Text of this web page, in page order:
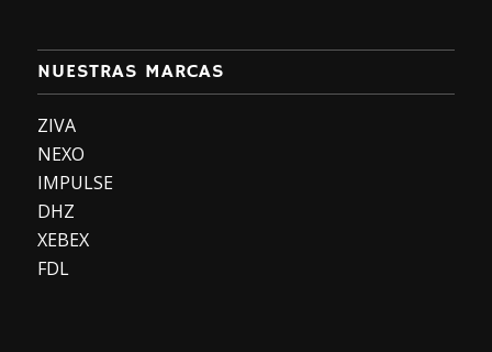
NUESTRAS MARCAS
ZIVA
NEXO
IMPULSE
DHZ
XEBEX
FDL